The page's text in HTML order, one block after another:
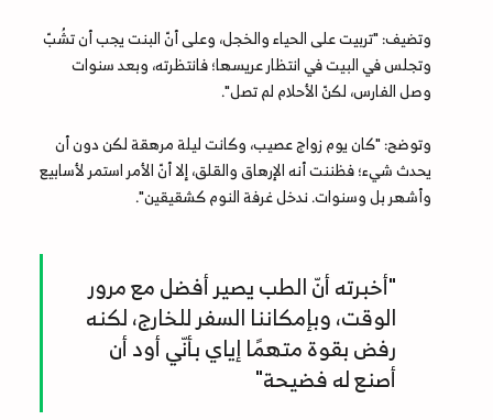
وتضيف: "تربيت على الحياء والخجل، وعلى أنّ البنت يجب أن تشُبّ
وتجلس في البيت في انتظار عريسها؛ فانتظرته، وبعد سنوات
وصل الفارس، لكنّ الأحلام لم تصل".
وتوضح: "كان يوم زواج عصيب، وكانت ليلة مرهقة لكن دون أن
يحدث شيء؛ فظننت أنه الإرهاق والقلق، إلا أنّ الأمر استمر لأسابيع
وأشهر بل وسنوات. ندخل غرفة النوم كشقيقين".
"أخبرته أنّ الطب يصير أفضل مع مرور
الوقت، وبإمكاننا السفر للخارج، لكنه
رفض بقوة متهمًا إياي بأنّي أود أن
أصنع له فضيحة"